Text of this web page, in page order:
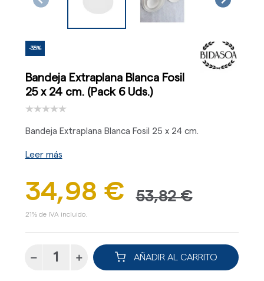
-35%
Bandeja Extraplana Blanca Fosil
25 x 24 cm. (Pack 6 Uds.)
Bandeja Extraplana Blanca Fosil 25 x 24 cm.
Leer más
34,98 € 53,82 €
21% de IVA incluido.
AÑADIR AL CARRITO